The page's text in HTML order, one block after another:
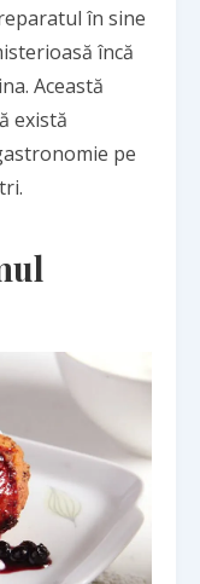
în sine
încă
Această
există
pe